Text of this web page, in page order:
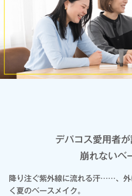
デパコス愛用者
崩れないベ
降り注ぐ紫外線に流れる汗……、外
く夏のベースメイク。